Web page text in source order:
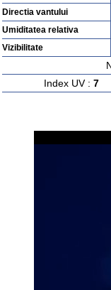
Directia vantului
Umiditatea relativa
Vizibilitate
Index UV : 7